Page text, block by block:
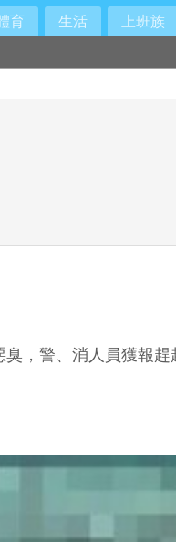
育 生活 上班族
，警、消人員獲報